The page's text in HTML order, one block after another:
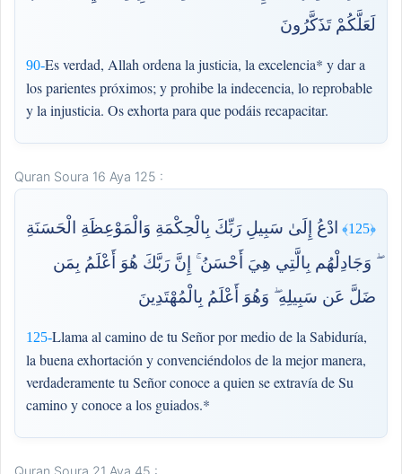
لَعَلَّكُمْ تَذَكَّرُونَ
90-Es verdad, Allah ordena la justicia, la excelencia* y dar a
los parientes próximos; y prohibe la indecencia, lo reprobable
y la injusticia. Os exhorta para que podáis recapacitar.
Quran Soura 16 Aya 125 :
﴿125﴾
ادْعُ إِلَىٰ سَبِيلِ رَبِّكَ بِالْحِكْمَةِ وَالْمَوْعِظَةِ الْحَسَنَةِ
ۖ وَجَادِلْهُم بِالَّتِي هِيَ أَحْسَنُ ۚ إِنَّ رَبَّكَ هُوَ أَعْلَمُ بِمَن
ضَلَّ عَن سَبِيلِهِ ۖ وَهُوَ أَعْلَمُ بِالْمُهْتَدِينَ
125-Llama al camino de tu Señor por medio de la Sabiduría,
la buena exhortación y convenciéndolos de la mejor manera,
verdaderamente tu Señor conoce a quien se extravía de Su
camino y conoce a los guiados.*
Quran Soura 21 Aya 45 :